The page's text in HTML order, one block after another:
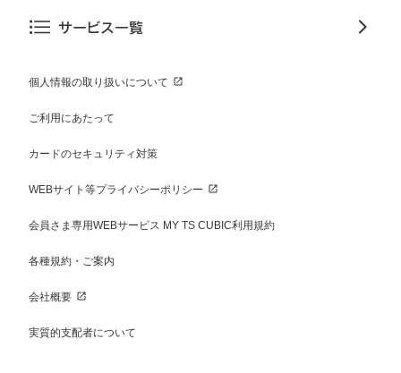
サービス一覧
個人情報の取り扱いについて
ご利用にあたって
カードのセキュリティ対策
WEBサイト等プライバシーポリシー
会員さま専用WEBサービス MY TS CUBIC利用規約
各種規約・ご案内
会社概要
実質的支配者について